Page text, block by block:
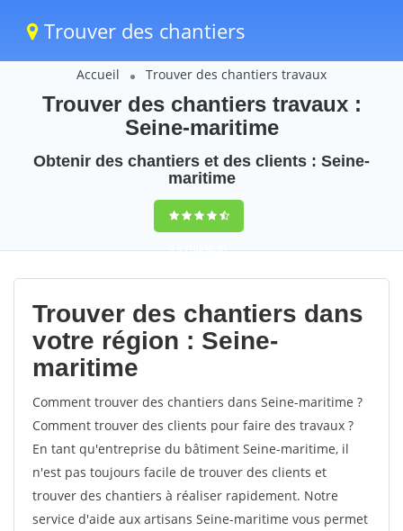
Trouver des chantiers
Accueil Trouver des chantiers travaux
Trouver des chantiers travaux :
Seine-maritime
Obtenir des chantiers et des clients : Seine-
maritime
9,5(100%)61
votes
Trouver des chantiers dans
votre région : Seine-
maritime
Comment trouver des chantiers dans Seine-maritime ?
Comment trouver des clients pour faire des travaux ?
En tant qu'entreprise du bâtiment Seine-maritime, il
n'est pas toujours facile de trouver des clients et
trouver des chantiers à réaliser rapidement. Notre
service d'aide aux artisans Seine-maritime vous permet